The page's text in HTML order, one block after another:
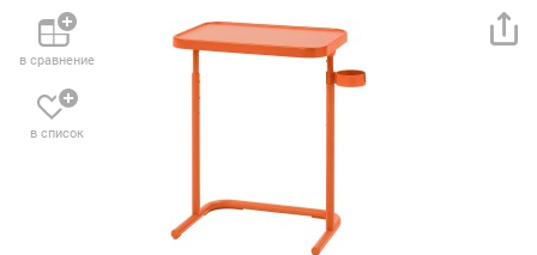
в сравнение
в список